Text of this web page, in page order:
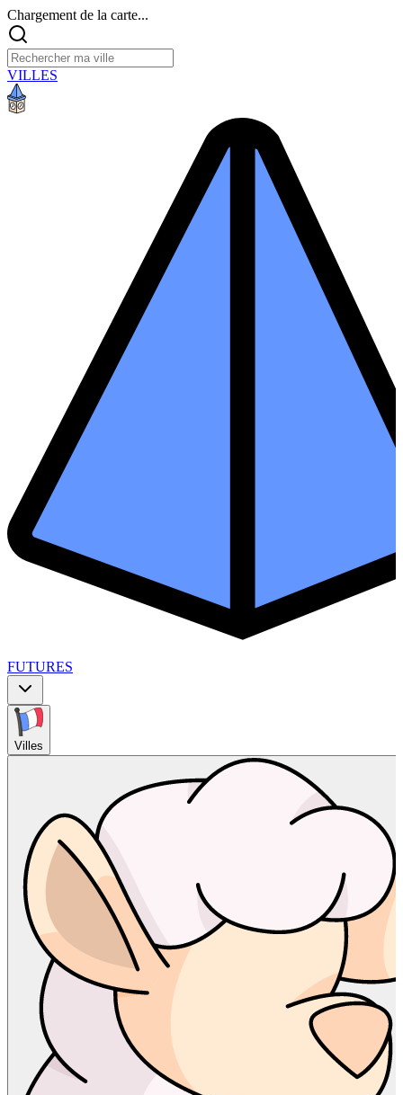
Chargement de la carte...
VILLES
FUTURES
Villes